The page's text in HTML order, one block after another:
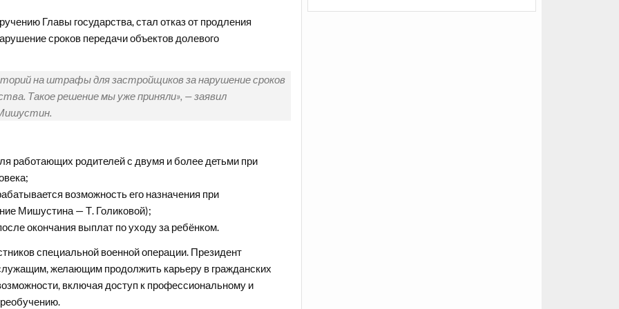
Главы государства, стал отказ от продления
сроков передачи объектов долевого
на штрафы для застройщиков за нарушение сроков
Такое решение мы уже приняли», — заявил
работающих родителей с двумя и более детьми при
возможность его назначения при
Мишустина — Т. Голиковой);
окончания выплат по уходу за ребёнком.
специальной военной операции. Президент
желающим продолжить карьеру в гражданских
включая доступ к профессиональному и